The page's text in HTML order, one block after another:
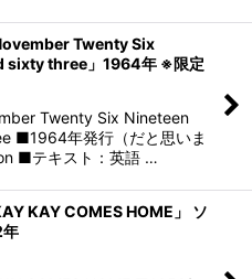
Twenty Six
sixty three」1964年 ※限定
Twenty Six Nineteen
■1964年発行（だと思いま
■テキスト：英語 …
KAY COMES HOME」 ソ